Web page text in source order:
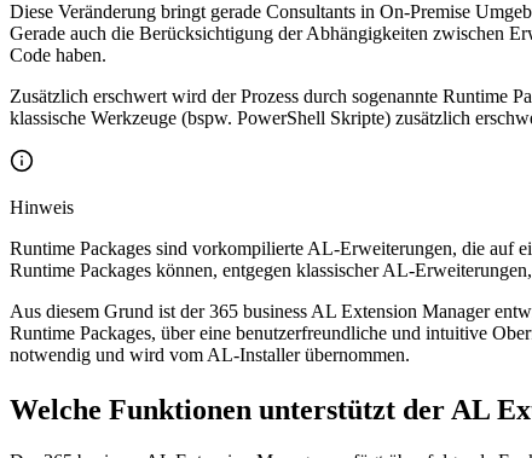
Diese Veränderung bringt gerade Consultants in On-Premise
Gerade auch die Berücksichtigung der Abhängigkeiten zwischen
Code haben.
Zusätzlich erschwert wird der Prozess durch sogenannte Runtime
klassische Werkzeuge (bspw. PowerShell Skripte) zusätzlich
Hinweis
Runtime Packages sind vorkompilierte AL-Erweiterungen, die auf
Runtime Packages können, entgegen klassischer AL-
Aus diesem Grund ist der 365 business AL Extension Manager
Runtime Packages, über eine benutzerfreundliche und intuitive
notwendig und wird vom AL-Installer übernommen.
Welche Funktionen unterstützt der AL